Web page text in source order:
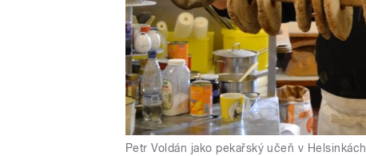
Petr Voldán jako pekařský učeň v Helsinkách